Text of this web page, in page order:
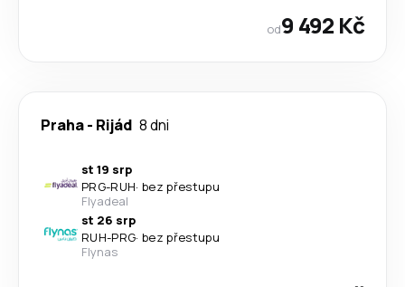
od9 492 Kč
Praha- Rijád 8 dni
st 19 srp
PRG-RUH· bez přestupu
Flyadeal
st 26 srp
RUH-PRG· bez přestupu
Flynas